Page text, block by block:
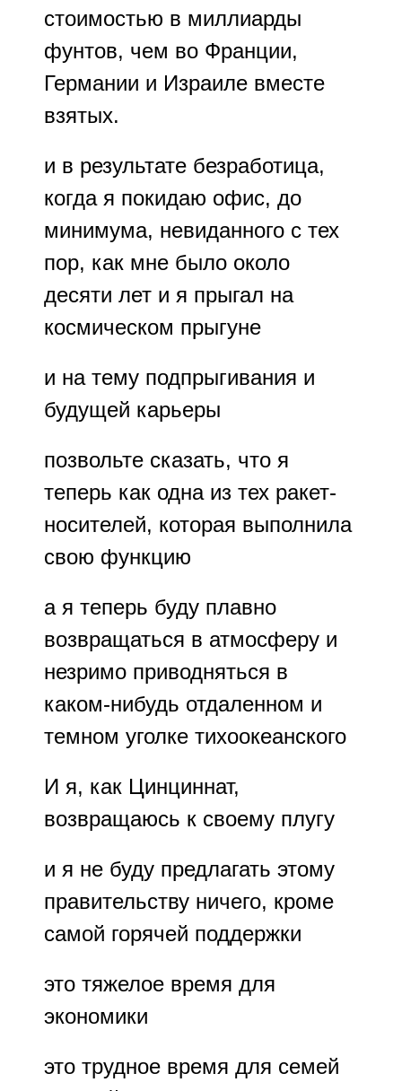
стоимостью в миллиарды
фунтов, чем во Франции,
Германии и Израиле вместе
взятых.
и в результате безработица,
когда я покидаю офис, до
минимума, невиданного с тех
пор, как мне было около
десяти лет и я прыгал на
космическом прыгуне
и на тему подпрыгивания и
будущей карьеры
позвольте сказать, что я
теперь как одна из тех ракет-
носителей, которая выполнила
свою функцию
а я теперь буду плавно
возвращаться в атмосферу и
незримо приводняться в
каком-нибудь отдаленном и
темном уголке тихоокеанского
И я, как Цинциннат,
возвращаюсь к своему плугу
и я не буду предлагать этому
правительству ничего, кроме
самой горячей поддержки
это тяжелое время для
экономики
это трудное время для семей